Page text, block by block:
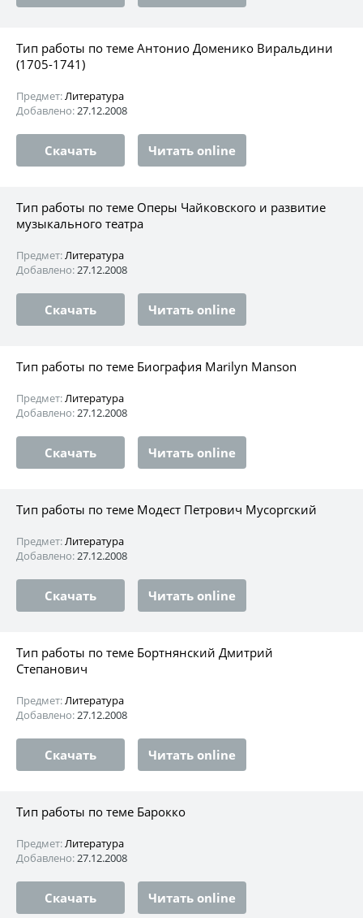
Тип работы по теме Антонио Доменико Виральдини
(1705-1741)
Предмет:Литература
Добавлено:27.12.2008
Скачать Читать online
Тип работы по теме Оперы Чайковского и развитие
музыкального театра
Предмет:Литература
Добавлено:27.12.2008
Скачать Читать online
Тип работы по теме Биография Marilyn Manson
Предмет:Литература
Добавлено:27.12.2008
Скачать Читать online
Тип работы по теме Модест Петрович Мусоргский
Предмет:Литература
Добавлено:27.12.2008
Скачать Читать online
Тип работы по теме Бортнянский Дмитрий
Степанович
Предмет:Литература
Добавлено:27.12.2008
Скачать Читать online
Тип работы по теме Барокко
Предмет:Литература
Добавлено:27.12.2008
Скачать Читать online